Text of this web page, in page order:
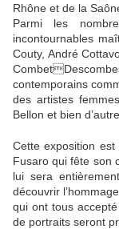
Rhône et de la
Parmi les
incontournables
Couty, André
contemporains
des artistes
Bellon et bien
Cette exposition est
Fusaro qui fête son
lui sera
découvrir
qui ont tous
de portraits seront